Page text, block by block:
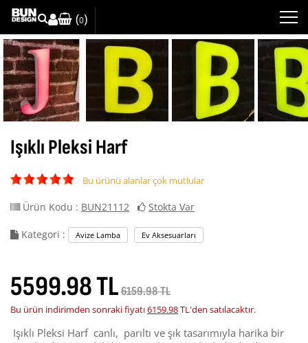
(0)
Işıklı Pleksi Harf
Bu ürünü alanlar çok mutlular
Ürün Kodu : BUN21112 Stokta Var
Kategori : Avize Lamba Ev Aksesuarları
5599.98 TL6159.98 TL
Bu ürün indirimden sonraki fiyatı6159.98TL'den satılacaktır.
Işıklı Pleksi Harf canlı, parıltı ve şık tasarımıyla harika bir